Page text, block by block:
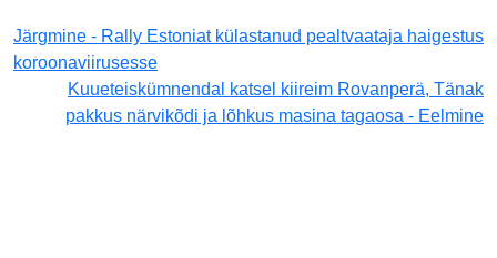
Järgmine - Rally Estoniat külastanud pealtvaataja haigestus
koroonaviirusesse
Kuueteiskümnendal katsel kiireim Rovanperä, Tänak
pakkus närvikõdi ja lõhkus masina tagaosa - Eelmine